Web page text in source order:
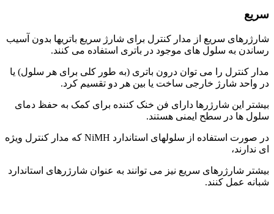
سریع
شارژرهای سریع از مدار کنترل برای شارژ سریع باتریها بدون آسیب
رساندن به سلول های موجود در باتری استفاده می کنند.
مدار کنترل را می توان درون باتری (به طور کلی برای هر سلول) یا
در واحد شارژ خارجی ساخت یا بین هر دو تقسیم کرد.
بیشتر این شارژرها دارای فن خنک کننده برای کمک به حفظ دمای
سلول ها در سطح ایمنی هستند.
در صورت استفاده از سلولهای استاندارد NiMH که مدار کنترل ویژه
ای ندارند،
بیشتر شارژرهای سریع نیز می توانند به عنوان شارژرهای استاندارد
شبانه عمل کنند.